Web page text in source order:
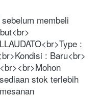
membeli
:
: Baru<br>
stok terlebih